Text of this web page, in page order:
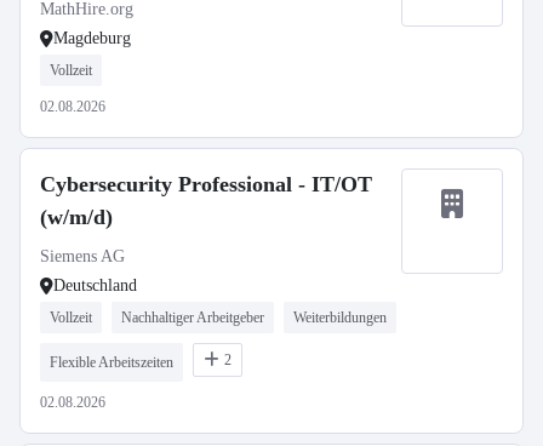
MathHire.org
Magdeburg
Vollzeit
02.08.2026
Cybersecurity Professional - IT/OT
(w/m/d)
Siemens AG
Deutschland
Vollzeit Nachhaltiger Arbeitgeber Weiterbildungen
Flexible Arbeitszeiten 2
02.08.2026